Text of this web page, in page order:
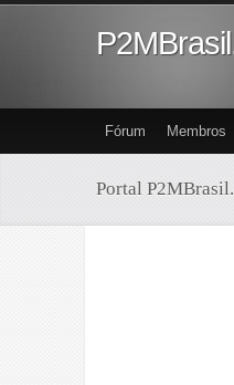
Fórum Membros
Portal